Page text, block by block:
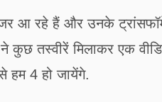
आ रहे हैं और उनके
कुछ तस्वीरें मिलाकर एक
4 हो जायेंगे.